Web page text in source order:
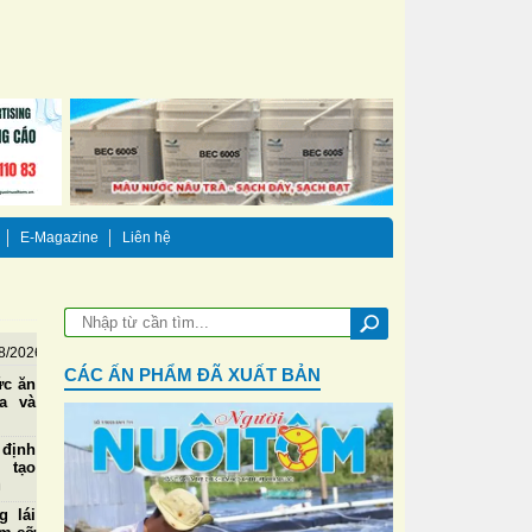
E-Magazine Liên hệ
2026
ăn
và
định
tạo
lái
CÁC ẤN PHẨM ĐÃ XUẤT BẢN